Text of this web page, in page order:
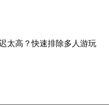
太高？快速排除多人游玩